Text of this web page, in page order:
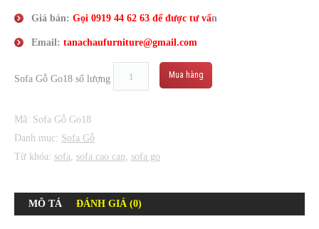
Giá bán: Gọi 0919 44 62 63 để được tư vấn
Email: tanachaufurniture@gmail.com
Sofa Gỗ Go18 số lượng Mua hàng
Mã: Sofa Gỗ Go18
Danh mục: Sofa Gỗ
Từ khóa: sofa, sofa cao cap, sofa go
MÔ TẢ ĐÁNH GIÁ (0)